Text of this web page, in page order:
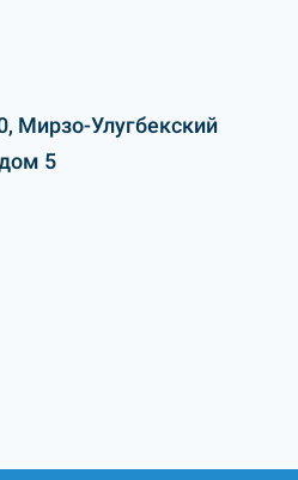
Мирзо-Улугбекский
5